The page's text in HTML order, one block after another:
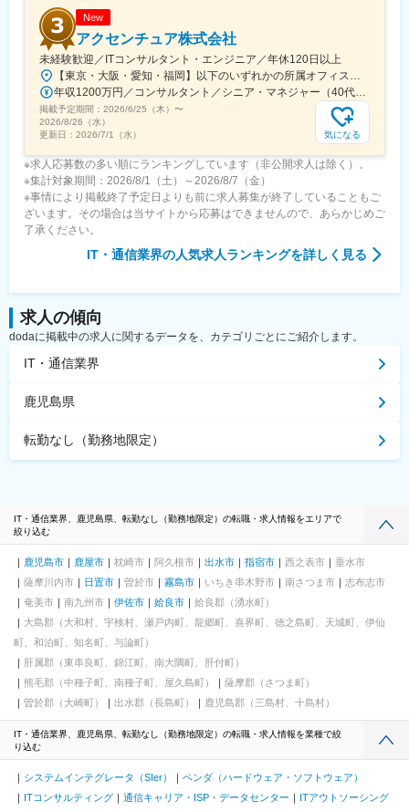
New
アクセンチュア株式会社
未経験歓迎／ITコンサルタント・エンジニア／年休120日以上
【東京・大阪・愛知・福岡】以下のいずれかの所属オフィスもしくは各エリアのプロジェクト先 所属オフィス：■赤坂インターシティ■関西オフィス■アクセンチュア・アドバンスト・テクノロジーセンター名古屋■福岡オフィス※詳細は勤務地一覧よりご覧いただけます。※所属オフィスを問わずプロジェクトにより、国内出張、海外出張の可能性があります【魅力ポイント│世界の知恵を活用】世界中のベストプラクティスがデータベースに集約されており、数多くの事例や社員の知恵を活用できます。日本では前例のない案件でも、世界各国の社員からオンライン・オフライン（海外出張）問わず、気軽にアドバイスを受けることができます。★ この求人のPOINT ★￣￣V￣￣￣￣￣￣￣￣￣＃世界約78万人規模の大手基盤で安定性◎若手から裁量大きく挑戦・成長できる環境＃土日祝休／連続5日以上の休暇取得も可能！／フルフレックス（コアタイムなし）＃コンサル・IT未経験者向けの手厚い研修◎／メンター制度もあるため安心してチャレンジOK！
年収1200万円／コンサルタント／シニア・マネジャー（40代） 年収1000万円／テクノロジーアーキテクト（30代）
掲載予定期間： 2026/6/25（木） 〜
2026/8/26（水）
更新日： 2026/7/1（水） 気になる
※求人応募数の多い順にランキングしています（非公開求人は除く）。
※集計対象期間：2026/8/1（土）～2026/8/7（金）
※事情により掲載終了予定日よりも前に求人募集が終了していることもご
ざいます。その場合は当サイトから応募はできませんので、あらかじめご
了承ください。
IT・通信業界の人気求人ランキングを詳しく見る
求人の傾向
dodaに掲載中の求人に関するデータを、カテゴリごとにご紹介します。
IT・通信業界
鹿児島県
転勤なし（勤務地限定）
IT・通信業界、鹿児島県、転勤なし（勤務地限定）の転職・求人情報をエリアで
絞り込む
鹿児島市 鹿屋市 枕崎市 阿久根市 出水市 指宿市 西之表市
垂水市
薩摩川内市
日置市 曽於市 霧島市 いちき串木野市 南さつま市
志布志市
奄美市
南九州市 伊佐市 姶良市
姶良郡（湧水町）
大島郡（大和村、宇検村、瀬戸内町、龍郷町、喜界町、徳之島町、天城町、伊仙
町、和泊町、知名町、与論町）
肝属郡（東串良町、錦江町、南大隅町、肝付町）
熊毛郡（中種子町、南種子町、屋久島町）
薩摩郡（さつま町）
曽於郡（大崎町）
出水郡（長島町） 鹿児島郡（三島村、十島村）
IT・通信業界、鹿児島県、転勤なし（勤務地限定）の転職・求人情報を業種で絞
り込む
システムインテグレータ（SIer）
ベンダ（ハードウェア・ソフトウェア）
ITコンサルティング
通信キャリア・ISP・データセンター ITアウトソーシング